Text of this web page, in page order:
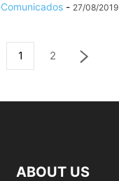
Comunicados - 27/08/2019
1 2
ABOUT US